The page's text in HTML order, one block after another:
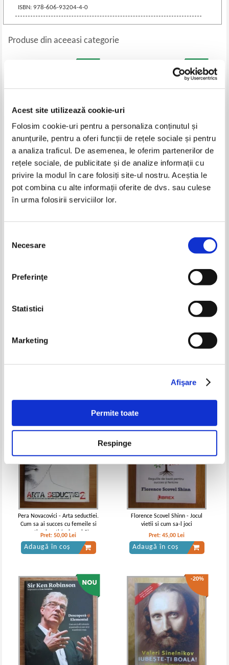
Acest site utilizează cookie-uri
Folosim cookie-uri pentru a personaliza conținutul și
anunțurile, pentru a oferi funcții de rețele sociale și pentru
a analiza traficul. De asemenea, le oferim partenerilor de
rețele sociale, de publicitate și de analize informații cu
privire la modul în care folosiți site-ul nostru. Aceștia le
pot combina cu alte informații oferite de dvs. sau culese
în urma folosirii serviciilor lor.
consimțământului
Necesare
Preferinţe
Statistici
Marketing
Afişare
Permite toate
Respinge
ISBN: 978-606-93204-4-0
Produse din aceeasi categorie
Alfie Kohn - Parenting
recompense si pedepse la iubire
si intelegere
Pret:50,00 Lei
Adaugă în coș
Christian Drapeau - Invata cum
sa inveti repede. Tehnici de
invatare accelerata
Pret: 45,00 Lei
Richard N. Bolles - Ce culoare
Pret:60,00Lei 48,00 Lei
Ingeborg Bosch - Terapia
Pret:43,00 Lei
Pera Novacovici - Arta seductiei.
Cum sa ai succes cu femeile si
cu tine insuti (volumul 2)
Pret:50,00 Lei
Adaugă în coș
Florence Scovel Shinn - Jocul
vietii si cum sa-l joci
Pret:45,00 Lei
Adaugă în coș
-20%